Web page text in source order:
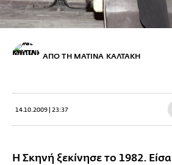
ΑΠΟ ΤΗ ΜΑΤΙΝΑ ΚΑΛΤΑΚΗ
14.10.2009 | 23:37
Η Σκηνή ξεκίνησε το 1982.